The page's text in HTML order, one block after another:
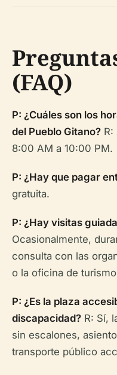
(FAQ)
P: ¿Cuáles son los
del Pueblo Gitano? R:
8:00 AM a 10:00 PM.
P: ¿Hay que pagar
gratuita.
P: ¿Hay visitas
Ocasionalmente,
consulta con las
o la oficina de
P: ¿Es la plaza
discapacidad? R: Sí,
sin escalones,
transporte público